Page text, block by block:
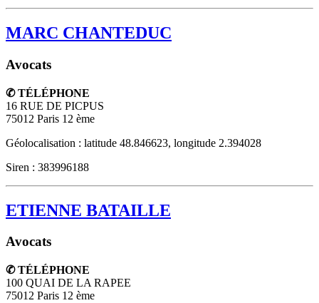
MARC CHANTEDUC
Avocats
✆ TÉLÉPHONE
16 RUE DE PICPUS
75012 Paris 12 ème
Géolocalisation : latitude 48.846623, longitude 2.394028
Siren : 383996188
ETIENNE BATAILLE
Avocats
✆ TÉLÉPHONE
100 QUAI DE LA RAPEE
75012 Paris 12 ème